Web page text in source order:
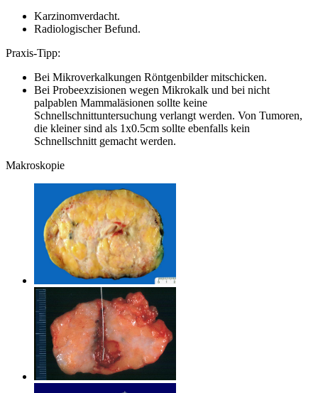
Karzinomverdacht.
Radiologischer Befund.
Praxis-Tipp:
Bei Mikroverkalkungen Röntgenbilder mitschicken.
Bei Probeexzisionen wegen Mikrokalk und bei nicht
palpablen Mammaläsionen sollte keine
Schnellschnittuntersuchung verlangt werden. Von Tumoren,
die kleiner sind als 1x0.5cm sollte ebenfalls kein
Schnellschnitt gemacht werden.
Makroskopie